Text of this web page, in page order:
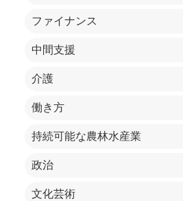
ファイナンス
中間支援
介護
働き方
持続可能な農林水産業
政治
文化芸術